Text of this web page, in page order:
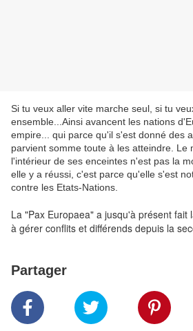
Si tu veux aller vite marche seul, si tu
ensemble...Ainsi avancent les nations
empire... qui parce qu'il s'est donné des
parvient somme toute à les atteindre. Le
l'intérieur de ses enceintes n'est pas la
elle y a réussi, c'est parce qu'elle s'est
contre les Etats-Nations.
La "Pax Europaea" a jusqu'à présent fait
à gérer conflits et différends depuis la
Partager